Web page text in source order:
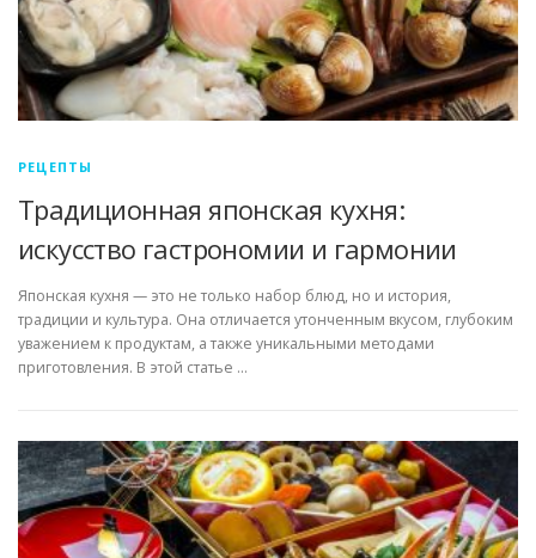
РЕЦЕПТЫ
Традиционная японская кухня:
искусство гастрономии и гармонии
Японская кухня — это не только набор блюд, но и история,
традиции и культура. Она отличается утонченным вкусом, глубоким
уважением к продуктам, а также уникальными методами
приготовления. В этой статье …